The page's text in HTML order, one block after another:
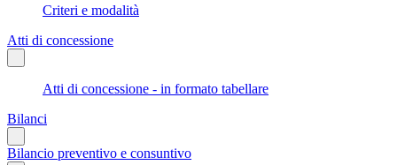
Criteri e modalità
Atti di concessione
Atti di concessione - in formato tabellare
Bilanci
Bilancio preventivo e consuntivo